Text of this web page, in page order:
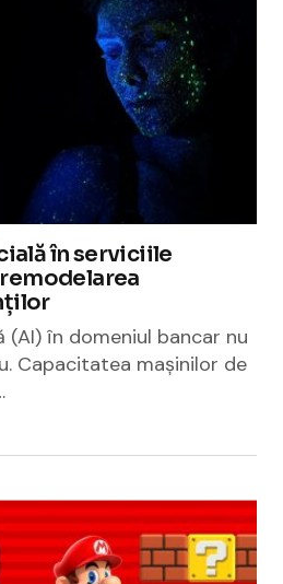
în serviciile
în domeniul bancar nu
Capacitatea mașinilor de